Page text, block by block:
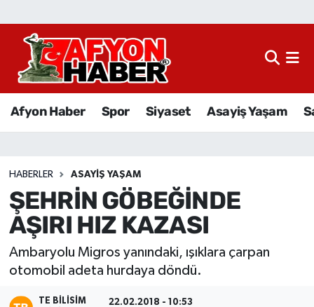
Afyon Haber Spor Siyaset Asayiş Yaşam
HABERLER ASAYIŞ YAŞAM
ŞEHRİN GÖBEĞİNDE
AŞIRI HIZ KAZASI
Ambaryolu Migros yanındaki, ışıklara çarpan
otomobil adeta hurdaya döndü.
TE BILISIM 22.02.2018 - 10:53
Afyon Haber
Sağlık
Eğitim
Sivil Toplum
Ekonomi